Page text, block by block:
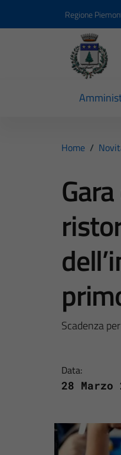
Regione
Home /
Scadenza
Data:
28 Marzo